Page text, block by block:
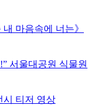
마음속에 너는》
서울대공원 식물원
시 티저 영상